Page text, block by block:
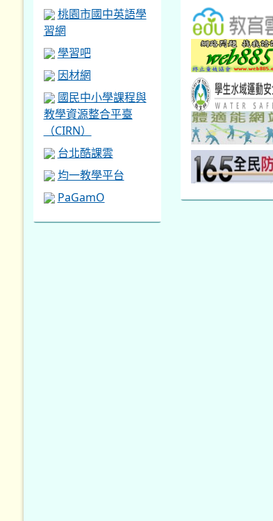
桃園市國中英語學
習網
學習吧
因材網
國民中小學課程與
教學資源整合平臺
（CIRN）
台北酷課雲
均一教學平台
PaGamO